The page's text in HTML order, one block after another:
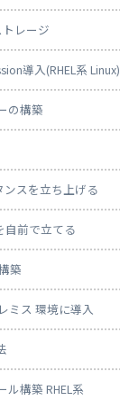
レージ
導入(RHEL系 Linux)
の構築
スを立ち上げる
自前で立てる
築
ミス 環境に導入
ル構築 RHEL系